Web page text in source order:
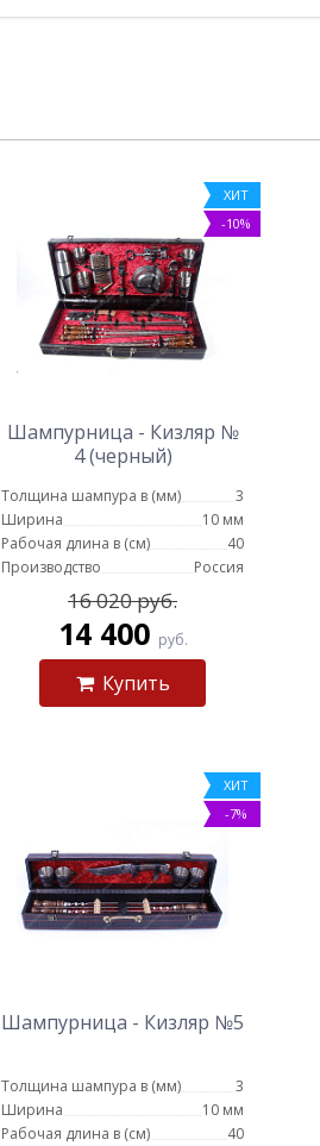
ХИТ
-10%
Шампурница - Кизляр №
4 (черный)
Толщина шампура в (мм)
3
Ширина
10 мм
Рабочая длина в (см)
40
Производство
Россия
16 020 руб.
14 400 руб.
Купить
ХИТ
-7%
Шампурница - Кизляр №5
Толщина шампура в (мм)
3
Ширина
10 мм
Рабочая длина в (см)
40